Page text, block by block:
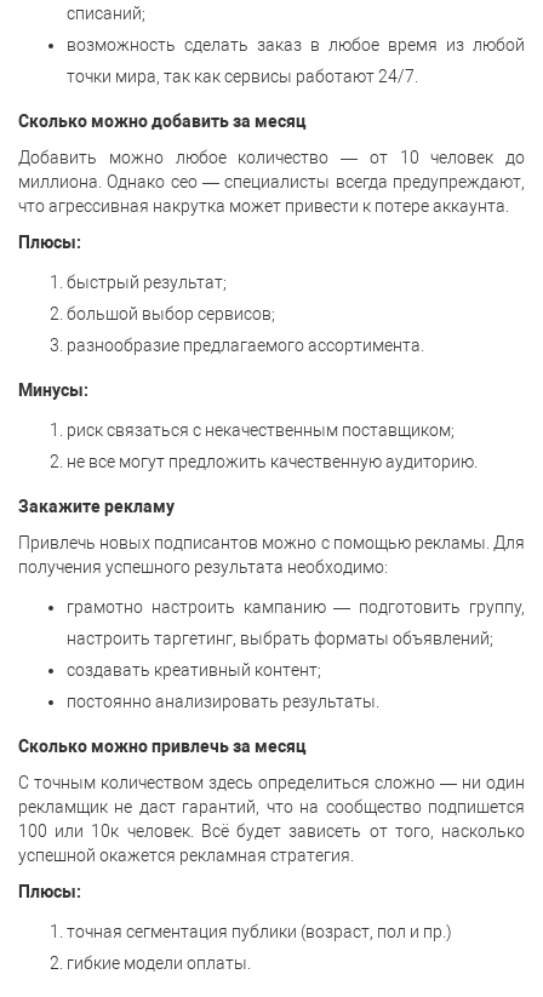
списаний;
возможность сделать заказ в любое время из любой
точки мира, так как сервисы работают 24/7.
Сколько можно добавить за месяц
Добавить можно любое количество — от 10 человек до
миллиона. Однако сео — специалисты всегда предупреждают,
что агрессивная накрутка может привести к потере аккаунта.
Плюсы:
быстрый результат;
большой выбор сервисов;
разнообразие предлагаемого ассортимента.
Минусы:
риск связаться с некачественным поставщиком;
не все могут предложить качественную аудиторию.
Закажите рекламу
Привлечь новых подписантов можно с помощью рекламы. Для
получения успешного результата необходимо:
грамотно настроить кампанию — подготовить группу,
настроить таргетинг, выбрать форматы объявлений;
создавать креативный контент;
постоянно анализировать результаты.
Сколько можно привлечь за месяц
С точным количеством здесь определиться сложно — ни один
рекламщик не даст гарантий, что на сообщество подпишется
100 или 10к человек. Всё будет зависеть от того, насколько
успешной окажется рекламная стратегия.
Плюсы:
точная сегментация публики (возраст, пол и пр.)
гибкие модели оплаты.